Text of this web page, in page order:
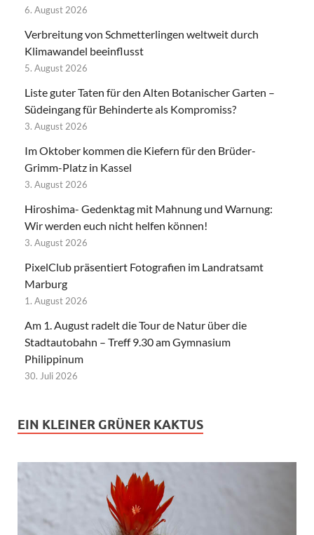
6. August 2026
Verbreitung von Schmetterlingen weltweit durch
Klimawandel beeinflusst
5. August 2026
Liste guter Taten für den Alten Botanischer Garten –
Südeingang für Behinderte als Kompromiss?
3. August 2026
Im Oktober kommen die Kiefern für den Brüder-
Grimm-Platz in Kassel
3. August 2026
Hiroshima- Gedenktag mit Mahnung und Warnung:
Wir werden euch nicht helfen können!
3. August 2026
PixelClub präsentiert Fotografien im Landratsamt
Marburg
1. August 2026
Am 1. August radelt die Tour de Natur über die
Stadtautobahn – Treff 9.30 am Gymnasium
Philippinum
30. Juli 2026
EIN KLEINER GRÜNER KAKTUS